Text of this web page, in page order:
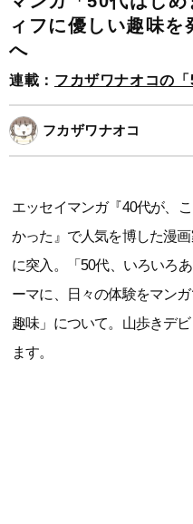
ィフに優しい趣味を
へ
連載： フカザワナオコの「
フカザワナオコ
エッセイマンガ『40代が、
かった』で人気を博した漫
に突入。「50代、いろいろ
ーマに、日々の体験をマン
趣味」について。山歩きデ
ます。